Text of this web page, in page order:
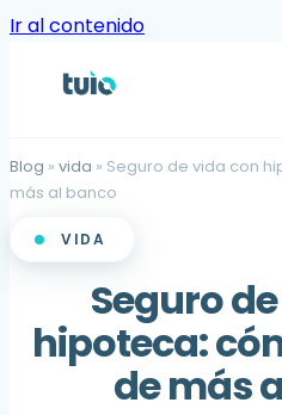
Ir al contenido
Blog » vida » Seguro de vida con
más al banco
VIDA
Seguro
hipoteca:
de más